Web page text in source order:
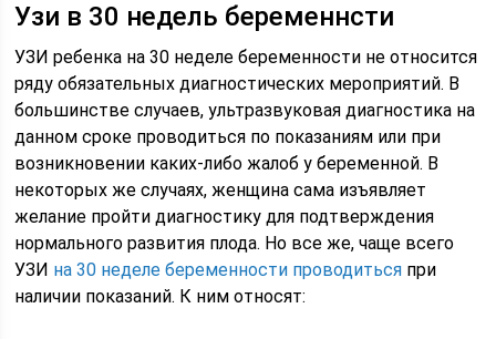
Узи в 30 недель беременнсти
УЗИ ребенка на 30 неделе беременности не относится
ряду обязательных диагностических мероприятий. В
большинстве случаев, ультразвуковая диагностика на
данном сроке проводиться по показаниям или при
возникновении каких-либо жалоб у беременной. В
некоторых же случаях, женщина сама изъявляет
желание пройти диагностику для подтверждения
нормального развития плода. Но все же, чаще всего
УЗИ на 30 неделе беременности проводиться при
наличии показаний. К ним относят: